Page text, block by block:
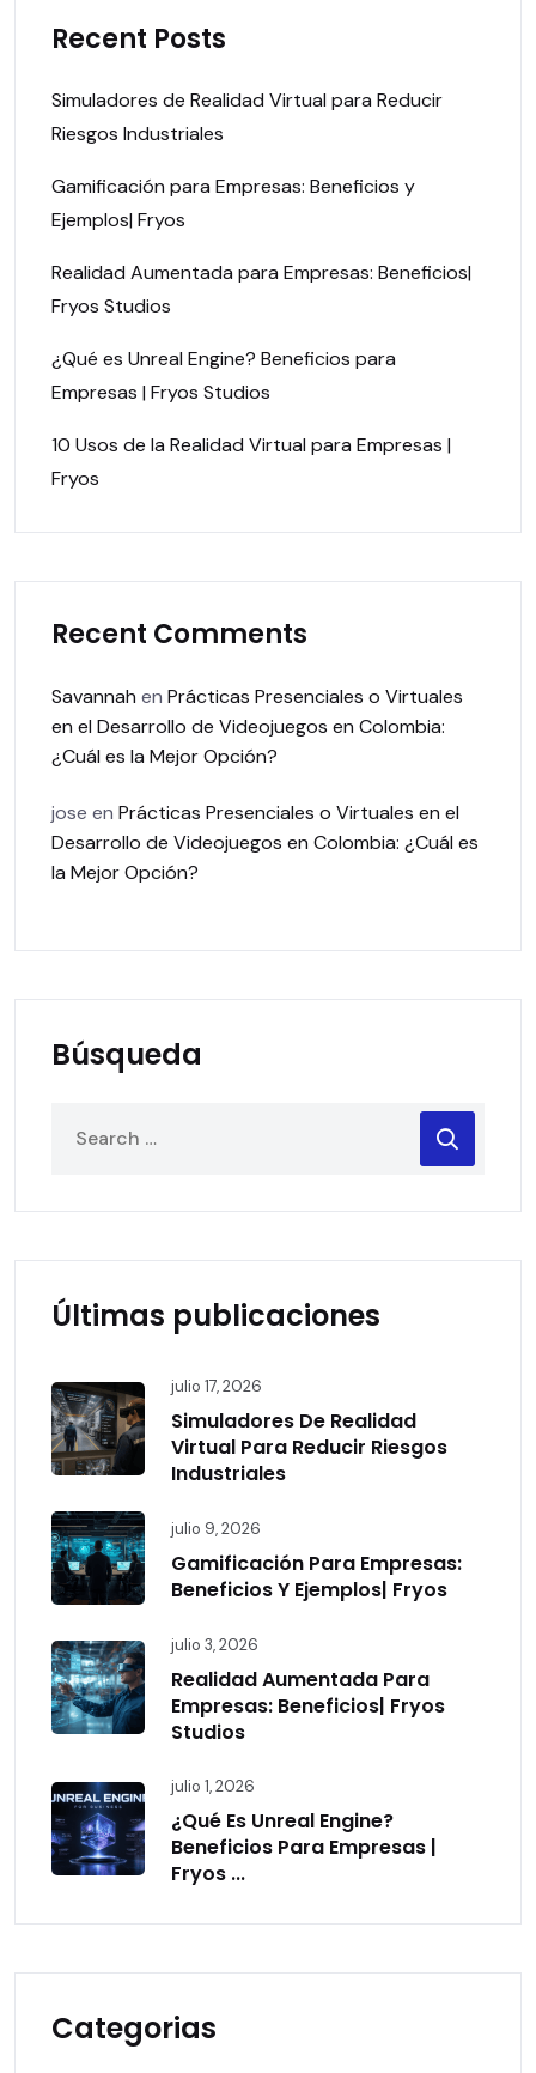
Recent Posts
Simuladores de Realidad Virtual para Reducir
Riesgos Industriales
Gamificación para Empresas: Beneficios y
Ejemplos| Fryos
Realidad Aumentada para Empresas: Beneficios|
Fryos Studios
¿Qué es Unreal Engine? Beneficios para
Empresas | Fryos Studios
10 Usos de la Realidad Virtual para Empresas |
Fryos
Recent Comments
Savannah en Prácticas Presenciales o Virtuales
en el Desarrollo de Videojuegos en Colombia:
¿Cuál es la Mejor Opción?
jose en Prácticas Presenciales o Virtuales en el
Desarrollo de Videojuegos en Colombia: ¿Cuál es
la Mejor Opción?
Búsqueda
Últimas publicaciones
julio 17, 2026
Simuladores De Realidad
Virtual Para Reducir Riesgos
Industriales
julio 9, 2026
Gamificación Para Empresas:
Beneficios Y Ejemplos| Fryos
julio 3, 2026
Realidad Aumentada Para
Empresas: Beneficios| Fryos
Studios
julio 1, 2026
¿Qué Es Unreal Engine?
Beneficios Para Empresas |
Fryos ...
Categorias